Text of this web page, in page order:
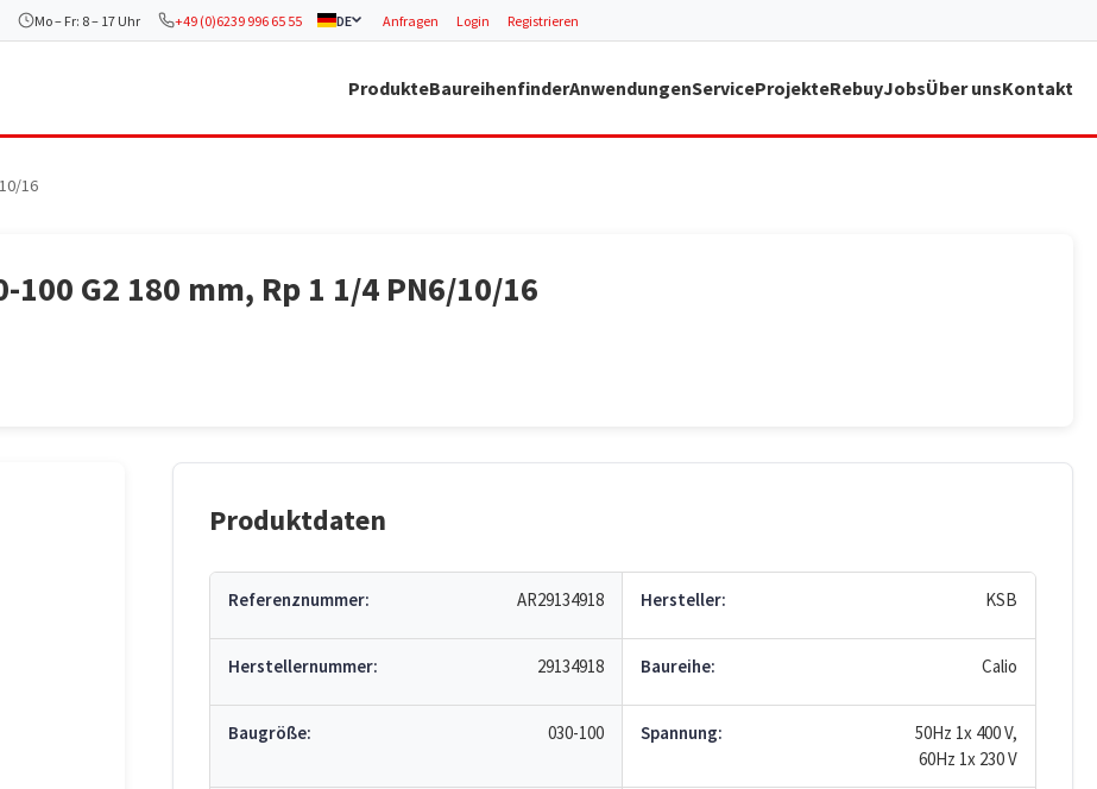
Mo – Fr: 8 – 17 Uhr +49 (0)6239 996 65 55 DE Anfragen Login Registrieren
ProdukteBaureihenfinderAnwendungenServiceProjekteRebuyJobsÜber unsKontakt
16
100 G2 180 mm, Rp 1 1/4 PN6/10/16
Produktdaten
Referenznummer: AR29134918 Hersteller: KSB
Herstellernummer: 29134918 Baureihe: Calio
Baugröße: 030-100 Spannung:
50Hz 1x 400 V,
60Hz 1x 230 V